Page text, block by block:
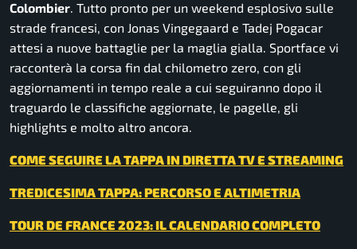
Colombier. Tutto pronto per un weekend esplosivo sulle
strade francesi, con Jonas Vingegaard e Tadej Pogacar
attesi a nuove battaglie per la maglia gialla. Sportface vi
racconterà la corsa fin dal chilometro zero, con gli
aggiornamenti in tempo reale a cui seguiranno dopo il
traguardo le classifiche aggiornate, le pagelle, gli
highlights e molto altro ancora.
COME SEGUIRE LA TAPPA IN DIRETTA TV E STREAMING
TREDICESIMA TAPPA: PERCORSO E ALTIMETRIA
TOUR DE FRANCE 2023: IL CALENDARIO COMPLETO